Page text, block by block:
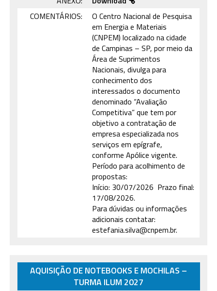
COMENTÁRIOS:
O Centro Nacional de Pesquisa
em Energia e Materiais
(CNPEM) localizado na cidade
de Campinas – SP, por meio da
Área de Suprimentos
Nacionais, divulga para
conhecimento dos
interessados o documento
denominado “Avaliação
Competitiva” que tem por
objetivo a contratação de
empresa especializada nos
serviços em epígrafe,
conforme Apólice vigente.
Período para acolhimento de
propostas:
Início: 30/07/2026 Prazo final:
17/08/2026.
Para dúvidas ou informações
adicionais contatar:
estefania.silva@cnpem.br.
AQUISIÇÃO DE NOTEBOOKS E MOCHILAS –
TURMA ILUM 2027